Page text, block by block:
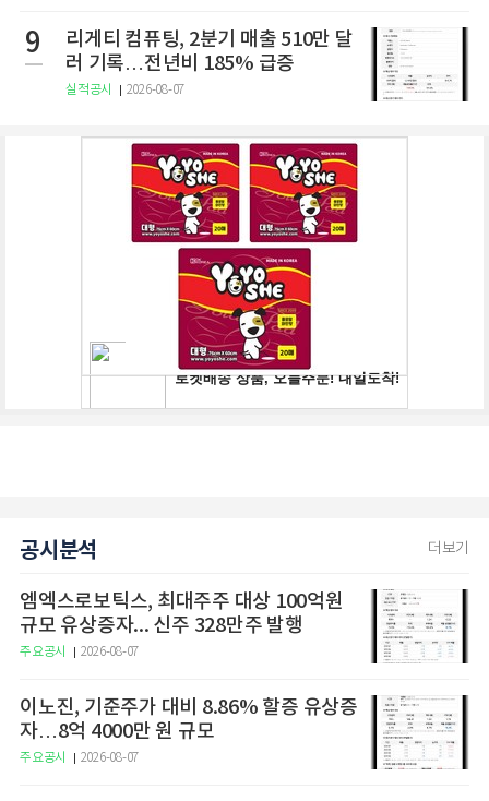
9
리게티 컴퓨팅, 2분기 매출 510만 달
러 기록…전년비 185% 급증
실적공시 2026-08-07
공시분석 더보기
엠엑스로보틱스, 최대주주 대상 100억원
규모 유상증자... 신주 328만주 발행
주요공시 2026-08-07
이노진, 기준주가 대비 8.86% 할증 유상증
자…8억 4000만 원 규모
주요공시 2026-08-07